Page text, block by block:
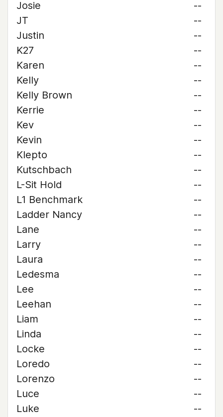
Josie
--
JT
--
Justin
--
K27
--
Karen
--
Kelly
--
Kelly Brown
--
Kerrie
--
Kev
--
Kevin
--
Klepto
--
Kutschbach
--
L-Sit Hold
--
L1 Benchmark
--
Ladder Nancy
--
Lane
--
Larry
--
Laura
--
Ledesma
--
Lee
--
Leehan
--
Liam
--
Linda
--
Locke
--
Loredo
--
Lorenzo
--
Luce
--
Luke
--